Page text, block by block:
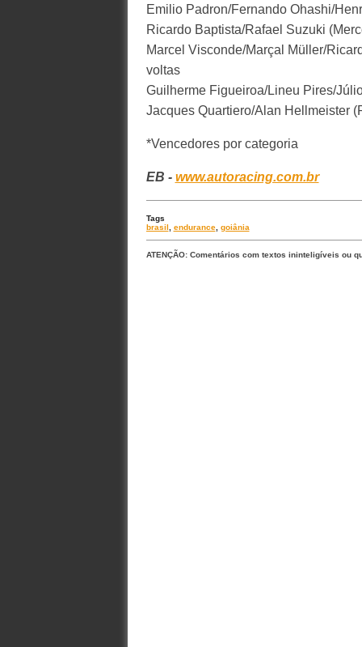
Emilio Padron/Fernando Ohashi/
Ricardo Baptista/Rafael Suzuki
Marcel Visconde/Marçal Müller/
voltas
Guilherme Figueiroa/Lineu Pires/
Jacques Quartiero/Alan Hellmeister
*Vencedores por categoria
EB - www.autoracing.com.br
Tags
brasil
endurance, goiânia
ATENÇÃO: Comentários com textos ininteligíveis ou